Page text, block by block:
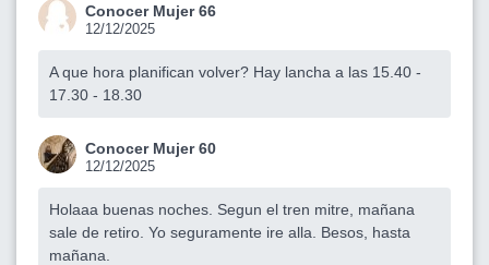
Conocer Mujer 66
12/12/2025
A que hora planifican volver? Hay lancha a las 15.40 -
17.30 - 18.30
Conocer Mujer 60
12/12/2025
Holaaa buenas noches. Segun el tren mitre, mañana
sale de retiro. Yo seguramente ire alla. Besos, hasta
mañana.